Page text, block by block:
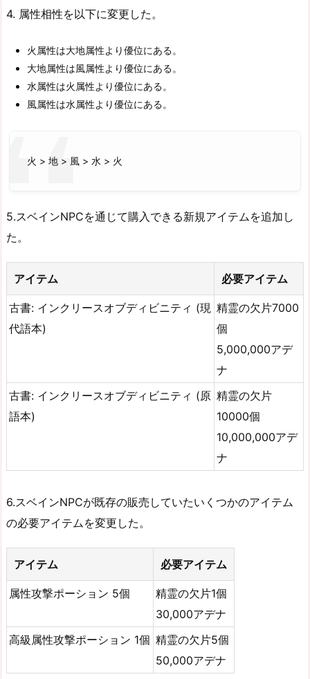
4. 属性相性を以下に変更した。
火属性は大地属性より優位にある。
大地属性は風属性より優位にある。
水属性は火属性より優位にある。
風属性は水属性より優位にある。
火 > 地 > 風 > 水 > 火
5.スベインNPCを通じて購入できる新規アイテムを追加し
た。
アイテム 必要アイテム
古書: インクリースオブディビニティ (現
代語本)
精霊の欠片7000
個
5,000,000アデ
ナ
古書: インクリースオブディビニティ (原
語本)
精霊の欠片
10000個
10,000,000アデ
ナ
6.スベインNPCが既存の販売していたいくつかのアイテム
の必要アイテムを変更した。
アイテム 必要アイテム
属性攻撃ポーション 5個
精霊の欠片1個
30,000アデナ
高級属性攻撃ポーション 1個 精霊の欠片5個
50,000アデナ